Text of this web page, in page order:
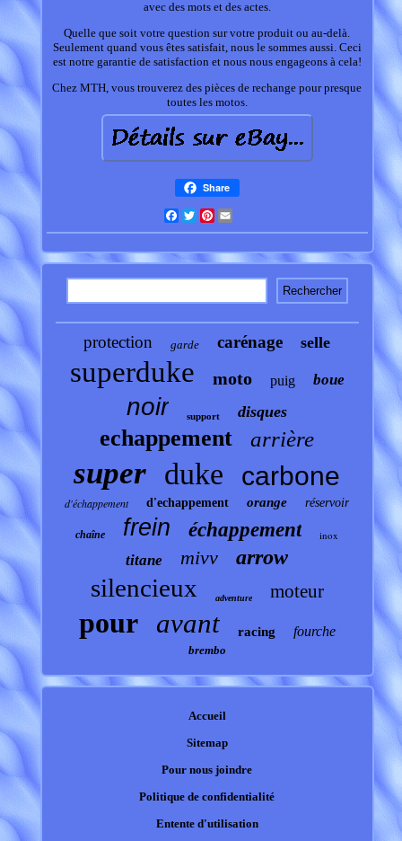
avec des mots et des actes.
Quelle que soit votre question sur votre produit ou au-delà.
Seulement quand vous êtes satisfait, nous le sommes aussi. Ceci
est notre garantie de satisfaction et nous nous engageons à cela!
Chez MTH, vous trouverez des pièces de rechange pour presque
toutes les motos.
Share
Facebook
TwitterPinterest
protection garde carénage selle
superduke moto puig boue
noir support disques
echappement arrière
super duke carbone
d'échappement d'echappement orange réservoir
chaîne frein échappement inox
titane mivv arrow
silencieux adventure moteur
pour avant racing fourche
brembo
Accueil
Sitemap
Pour nous joindre
Politique de confidentialité
Entente d'utilisation